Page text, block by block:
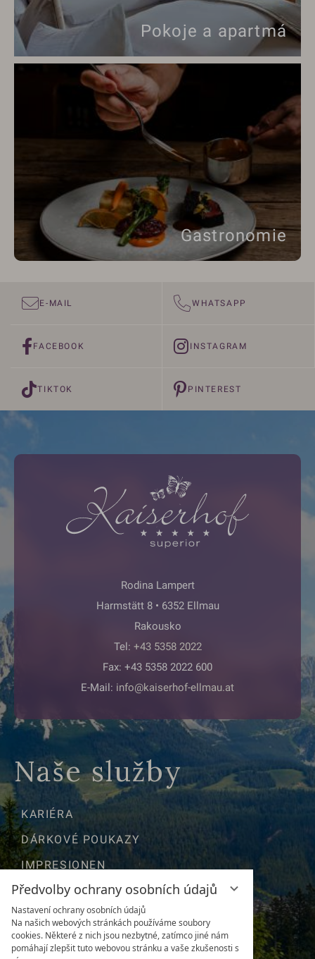
Předvolby ochrany osobních údajů
Nastavení ochrany osobních údajů
Na našich webových stránkách používáme soubory
cookies. Některé z nich jsou nezbytné, zatímco jiné nám
pomáhají zlepšit tuto webovou stránku a vaše zkušenosti s
Pokoje a apartmá
Gastronomie
E-MAIL WHATSAPP
FACEBOOK INSTAGRAM
TIKTOK PINTEREST
Rodina Lampert
Harmstätt 8 • 6352 Ellmau
Rakousko
Tel: +43 5358 2022
Fax: +43 5358 2022 600
E-Mail: info@kaiserhof-ellmau.at
Naše služby
KARIÉRA
DÁRKOVÉ POUKAZY
IMPRESIONEN
POLOHA & CESTY
NEWSLETTER
POČASÍ & WEBKAMERA